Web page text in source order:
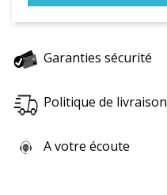
Garanties sécurité
Politique de livraison
A votre écoute